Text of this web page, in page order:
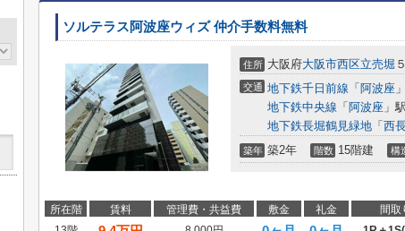
ソルテラス阿波座ウィズ 仲介手数料無料
住所 大阪府大阪市西区立売堀
交通 地下鉄千日前線 「 阿波座
地下鉄中央線 「 阿波座 」
地下鉄長堀鶴見緑地 「 西
築年 築2年 階数 15階建 構
所在階 賃料 管理費・共益費 敷金 礼金 間取